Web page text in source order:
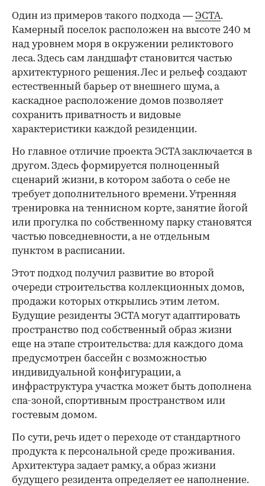
Один из примеров такого подхода — ЭСТА.
Камерный поселок расположен на высоте 240 м
над уровнем моря в окружении реликтового
леса. Здесь сам ландшафт становится частью
архитектурного решения. Лес и рельеф создают
естественный барьер от внешнего шума, а
каскадное расположение домов позволяет
сохранить приватность и видовые
характеристики каждой резиденции.
Но главное отличие проекта ЭСТА заключается в
другом. Здесь формируется полноценный
сценарий жизни, в котором забота о себе не
требует дополнительного времени. Утренняя
тренировка на теннисном корте, занятие йогой
или прогулка по собственному парку становятся
частью повседневности, а не отдельным
пунктом в расписании.
Этот подход получил развитие во второй
очереди строительства коллекционных домов,
продажи которых открылись этим летом.
Будущие резиденты ЭСТА могут адаптировать
пространство под собственный образ жизни
еще на этапе строительства: для каждого дома
предусмотрен бассейн с возможностью
индивидуальной конфигурации, а
инфраструктура участка может быть дополнена
спа-зоной, спортивным пространством или
гостевым домом.
По сути, речь идет о переходе от стандартного
продукта к персональной среде проживания.
Архитектура задает рамку, а образ жизни
будущего резидента определяет ее наполнение.